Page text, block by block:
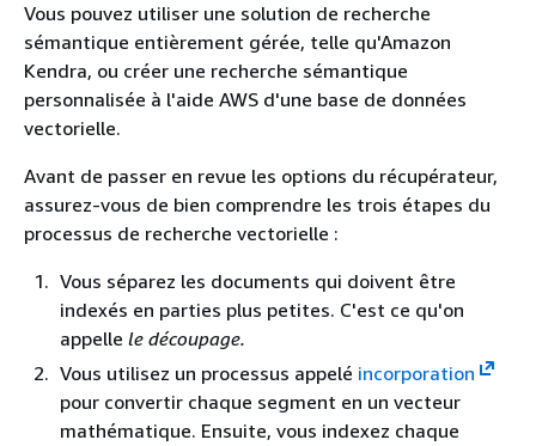
Vous pouvez utiliser une solution de recherche
sémantique entièrement gérée, telle qu'Amazon
Kendra, ou créer une recherche sémantique
personnalisée à l'aide AWS d'une base de données
vectorielle.
Avant de passer en revue les options du récupérateur,
assurez-vous de bien comprendre les trois étapes du
processus de recherche vectorielle :
Vous séparez les documents qui doivent être
indexés en parties plus petites. C'est ce qu'on
appelle le découpage.
Vous utilisez un processus appelé incorporation
pour convertir chaque segment en un vecteur
mathématique. Ensuite, vous indexez chaque